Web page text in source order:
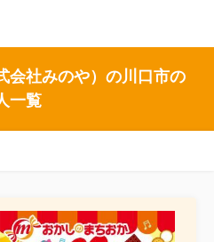
会社みのや）の川口市の
一覧